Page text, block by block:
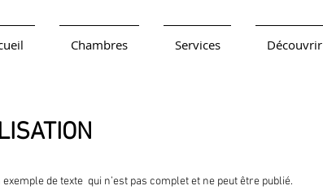
Chambres Services Découvrir
de texte qui n’est pas complet et ne peut être publié.